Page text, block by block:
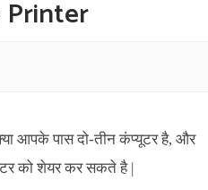
Printer
आपके पास दो-तीन कंप्यूटर है, और
को शेयर कर सकते है |